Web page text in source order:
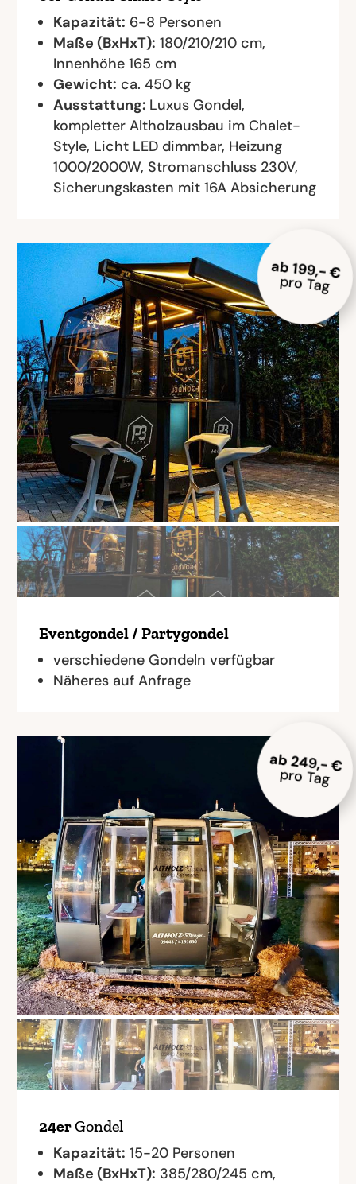
Kapazität: 6-8 Personen
Maße (BxHxT): 180/210/210 cm,
Innenhöhe 165 cm
Gewicht: ca. 450 kg
Ausstattung: Luxus Gondel,
kompletter Altholzausbau im Chalet-
Style, Licht LED dimmbar, Heizung
1000/2000W, Stromanschluss 230V,
Sicherungskasten mit 16A Absicherung
Eventgondel / Partygondel
verschiedene Gondeln verfügbar
Näheres auf Anfrage
ab 199,- €
pro Tag
24erGondel
Kapazität: 15-20 Personen
Maße (BxHxT): 385/280/245 cm,
ab 249,- €
pro Tag